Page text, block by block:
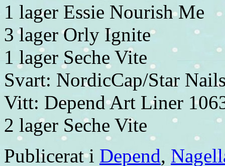
1 lager Essie Nourish Me
3 lager Orly Ignite
1 lager Seche Vite
Svart: NordicCap/Star
Vitt: Depend Art Liner
2 lager Seche Vite
Publicerat i Depend,